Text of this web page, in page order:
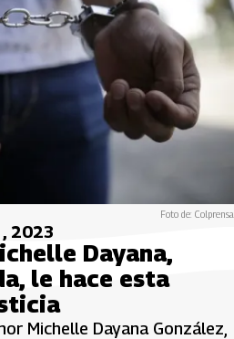
Foto de: Colprensa
2023
Dayana,
le hace esta
Michelle Dayana González,